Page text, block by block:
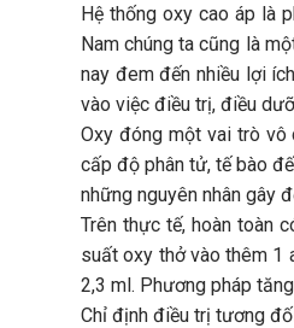
Hệ thống oxy cao áp là
Nam chúng ta cũng là
nay đem đến nhiều lợi
vào việc điều trị, điều
Oxy đóng một vai trò
cấp độ phân tử, tế bào
những nguyên nhân gây
Trên thực tế, hoàn toàn
suất oxy thở vào thêm 1
2,3 ml. Phương pháp
Chỉ định điều trị tương